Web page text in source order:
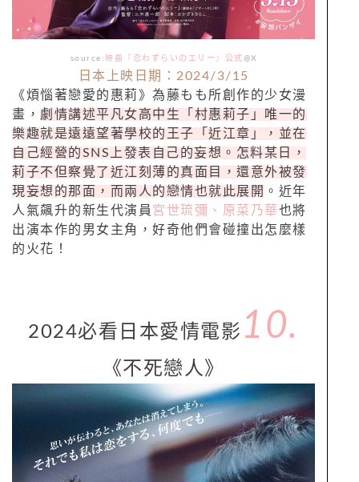
source: 映画『恋わずらいのエリー』公式 @X
日本上映日期：2024/3/15
《煩惱著戀愛的惠莉》為藤もも所創作的少女漫
畫， 劇情講述平凡女高中生「村惠莉子」唯一的
樂趣就是遠遠望著學校的王子「近江章」，並在
自己經營的SNS上發表自己的妄想。怎料某日，
莉子不但察覺了近江刻薄的真面目，還意外被發
現妄想的那面，而兩人的戀情也就此展開 。近年
人氣飆升的新生代演員 宮世琉彌、原菜乃華也將
出演本作的男女主角，好奇他們會碰撞出怎麼樣
的火花！
2024必看日本愛情電影 10.
《不死戀人》